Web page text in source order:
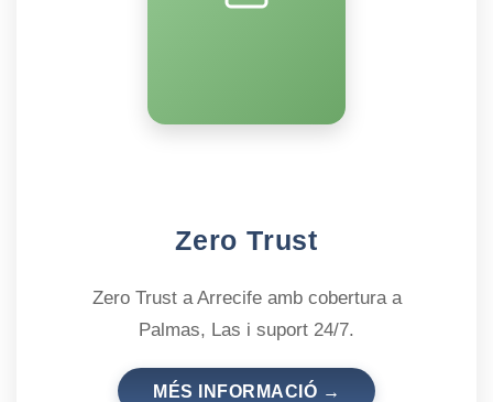
Zero Trust
Zero Trust a Arrecife amb cobertura a
Palmas, Las i suport 24/7.
MÉS INFORMACIÓ →